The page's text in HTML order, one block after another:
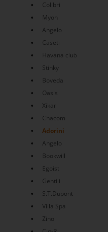
Colibri
Myon
Angelo
Caseti
Havana club
Stinky
Boveda
Oasis
Xikar
Chacom
Adorini
Angelo
Bookwill
Egoist
Gentili
S.T.Dupont
Villa Spa
Zino